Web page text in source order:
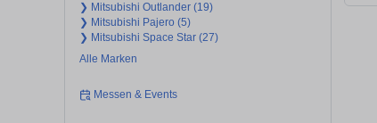
❯ Mitsubishi Outlander (19)
❯ Mitsubishi Pajero (5)
❯ Mitsubishi Space Star (27)
Alle Marken
Messen & Events